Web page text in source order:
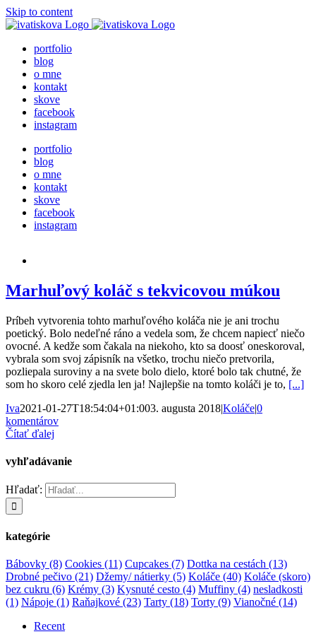
Skip to content
portfolio
blog
o mne
kontakt
skove
facebook
instagram
portfolio
blog
o mne
kontakt
skove
facebook
instagram
Marhuľový koláč s tekvicovou múkou
Príbeh vytvorenia tohto marhuľového koláča nie je ani trochu
poetický. Bolo nedeľné ráno a vedela som, že chcem napiecť niečo
ovocné. A kedže som čakala na niekoho, kto sa doosť oneskoroval,
vybrala som svoj zápisník na všetko, trochu niečo pretvorila,
pozliepala suroviny a na svete bolo dielo, ktoré bolo tak chutné, že
som ho skoro celé zjedla len ja! Najlepšie na tomto koláči je to, [...]
Iva2021-01-27T18:54:04+01:003. augusta 2018|Koláče|0
komentárov
Čítať ďalej
vyhľadávanie
Hľadať:
kategórie
Bábovky (8) Cookies (11) Cupcakes (7) Dottka na cestách (13)
Drobné pečivo (21) Džemy/ nátierky (5) Koláče (40) Koláče (skoro)
bez cukru (6) Krémy (3) Kysnuté cesto (4) Muffiny (4) nesladkosti
(1) Nápoje (1) Raňajkové (23) Tarty (18) Torty (9) Vianočné (14)
Recent